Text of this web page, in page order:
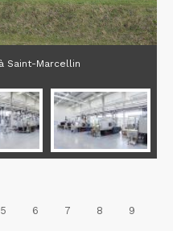
Saint-Marcellin
5 6 7 8 9